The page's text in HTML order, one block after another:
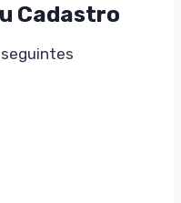
Cadastro